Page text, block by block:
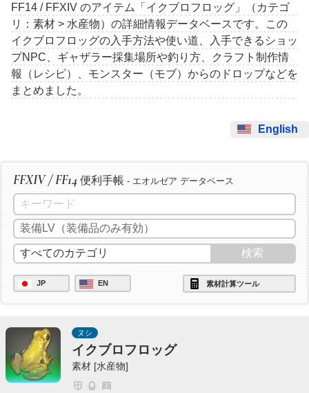
FF14 / FFXIV のアイテム「イクブロフロッグ」（カテゴ
リ：素材 > 水産物）の詳細情報データベースです。この
イクブロフロッグの入手方法や使い道、入手できるショッ
プNPC、ギャザラー採集場所や釣り方、クラフト制作情
報（レシピ）、モンスター（モブ）からのドロップなどを
まとめました。
English
FFXIV / FF14 便利手帳 - エオルゼア データベース
JP EN 素材計算ツール
ヌシ
イクブロフロッグ
素材 [水産物]